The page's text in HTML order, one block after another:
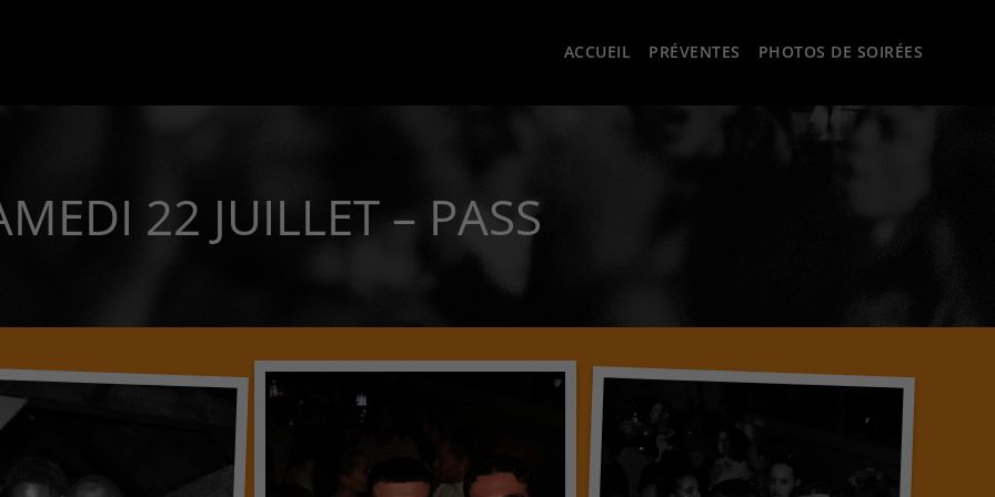
ACCUEIL PRÉVENTES PHOTOS DE SOIRÉES
22 JUILLET – PASS